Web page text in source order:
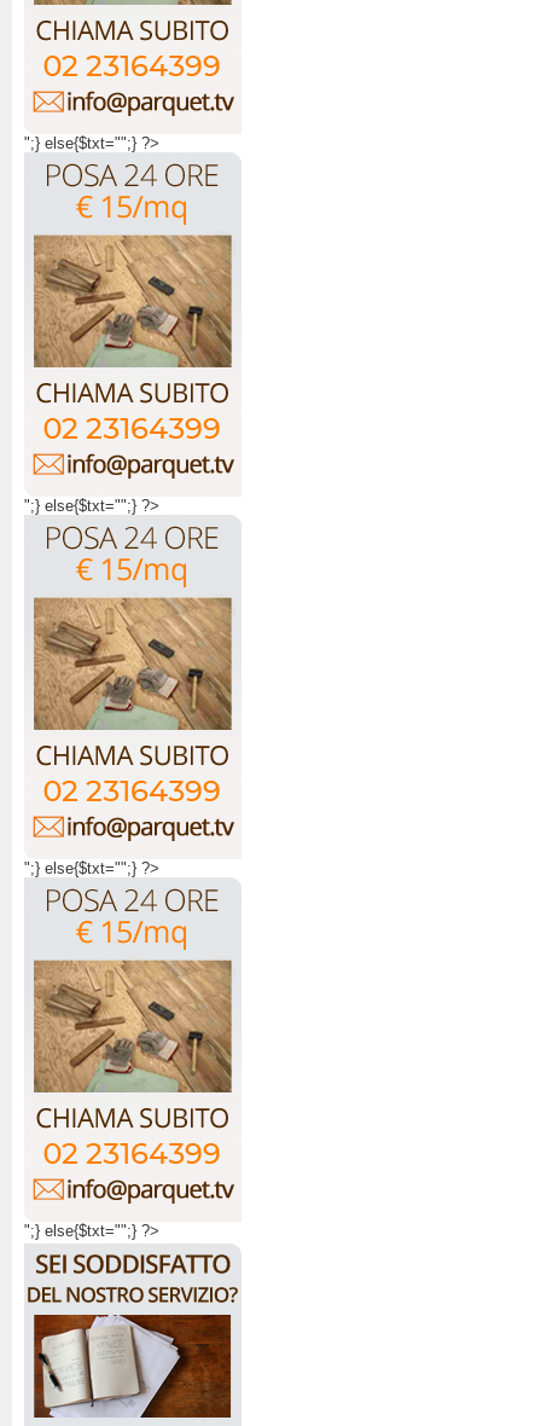
";} else{$txt="";} ?>
";} else{$txt="";} ?>
";} else{$txt="";} ?>
";} else{$txt="";} ?>